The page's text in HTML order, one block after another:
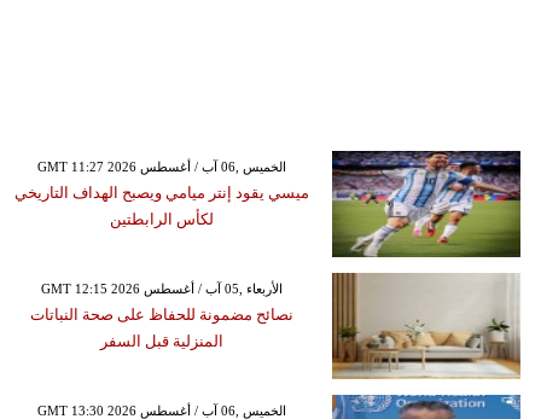
GMT 11:27 2026 الخميس ,06 آب / أغسطس
ميسي يقود إنتر ميامي ويصبح الهداف التاريخي
لكأس الرابطتين
GMT 12:15 2026 الأربعاء ,05 آب / أغسطس
نصائح مضمونة للحفاظ على صحة النباتات
المنزلية قبل السفر
GMT 13:30 2026 الخميس ,06 آب / أغسطس